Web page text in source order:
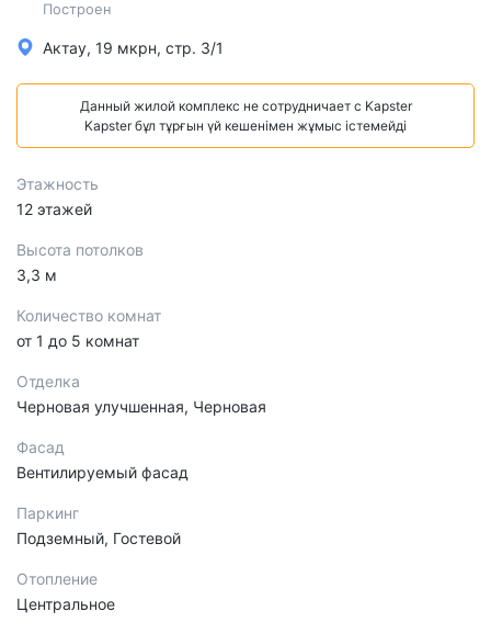
Построен
Актау, 19 мкрн, стр. 3/1
Данный жилой комплекс не сотрудничает с Kapster
Kapster бұл тұрғын үй кешенімен жұмыс істемейді
Этажность
12 этажей
Высота потолков
3,3 м
Количество комнат
от 1 до 5 комнат
Отделка
Черновая улучшенная, Черновая
Фасад
Вентилируемый фасад
Паркинг
Подземный, Гостевой
Отопление
Центральное